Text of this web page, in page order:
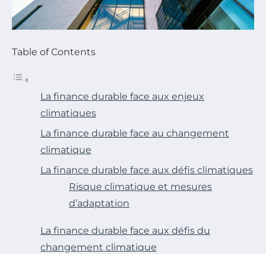
Table of Contents
La finance durable face aux enjeux
climatiques
La finance durable face au changement
climatique
La finance durable face aux défis climatiques
Risque climatique et mesures
d’adaptation
La finance durable face aux défis du
changement climatique